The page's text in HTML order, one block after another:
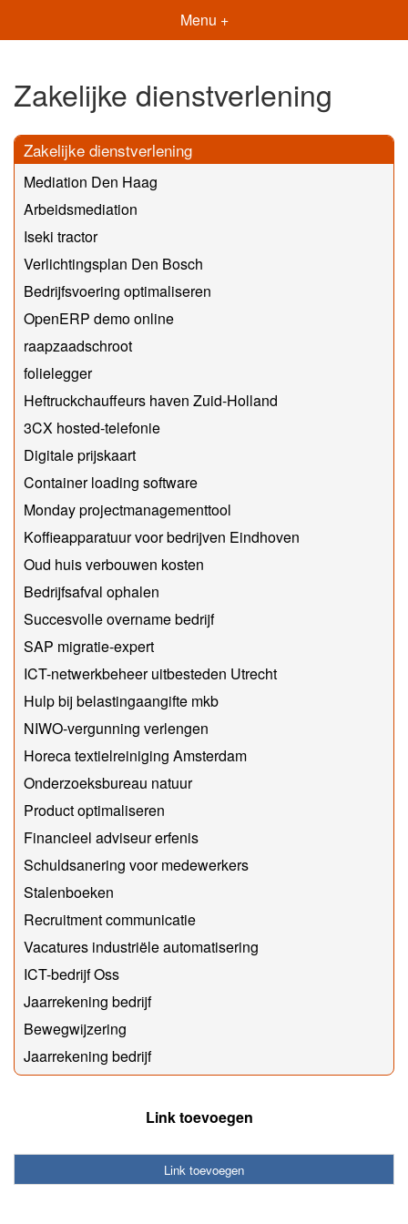
Menu +
Zakelijke dienstverlening
Zakelijke dienstverlening
Mediation Den Haag
Arbeidsmediation
Iseki tractor
Verlichtingsplan Den Bosch
Bedrijfsvoering optimaliseren
OpenERP demo online
raapzaadschroot
folielegger
Heftruckchauffeurs haven Zuid-Holland
3CX hosted-telefonie
Digitale prijskaart
Container loading software
Monday projectmanagementtool
Koffieapparatuur voor bedrijven Eindhoven
Oud huis verbouwen kosten
Bedrijfsafval ophalen
Succesvolle overname bedrijf
SAP migratie-expert
ICT-netwerkbeheer uitbesteden Utrecht
Hulp bij belastingaangifte mkb
NIWO-vergunning verlengen
Horeca textielreiniging Amsterdam
Onderzoeksbureau natuur
Product optimaliseren
Financieel adviseur erfenis
Schuldsanering voor medewerkers
Stalenboeken
Recruitment communicatie
Vacatures industriële automatisering
ICT-bedrijf Oss
Jaarrekening bedrijf
Bewegwijzering
Jaarrekening bedrijf
Link toevoegen
Link toevoegen